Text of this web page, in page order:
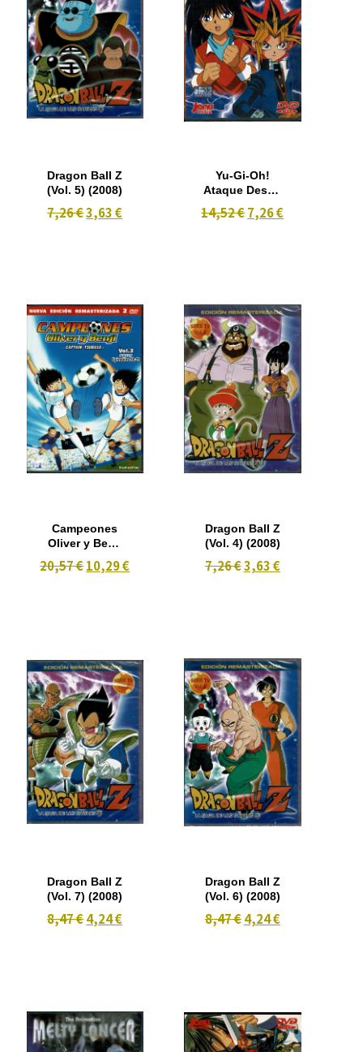
Dragon Ball Z
(Vol. 5) (2008)
7,26 €3,63 €
Yu-Gi-Oh!
Ataque Desde
las
Profundidades
14,52 €7,26 €
Campeones
Oliver y Benji
*captain
tsubasa* Vol 3
20,57 €10,29 €
Dragon Ball Z
(Vol. 4) (2008)
7,26 €3,63 €
Dragon Ball Z
(Vol. 7) (2008)
8,47 €4,24 €
Dragon Ball Z
(Vol. 6) (2008)
8,47 € 4,24 €